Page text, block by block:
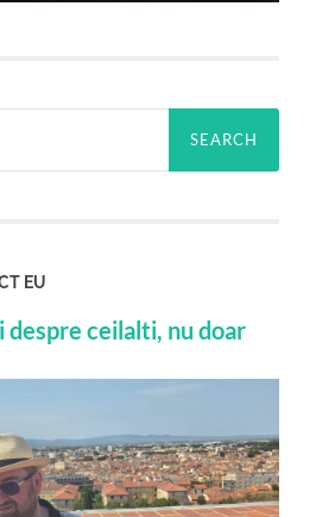
EU
ceilalti, nu doar